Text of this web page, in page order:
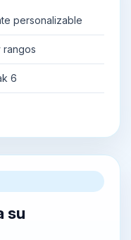
personalizable
rangos
6
su